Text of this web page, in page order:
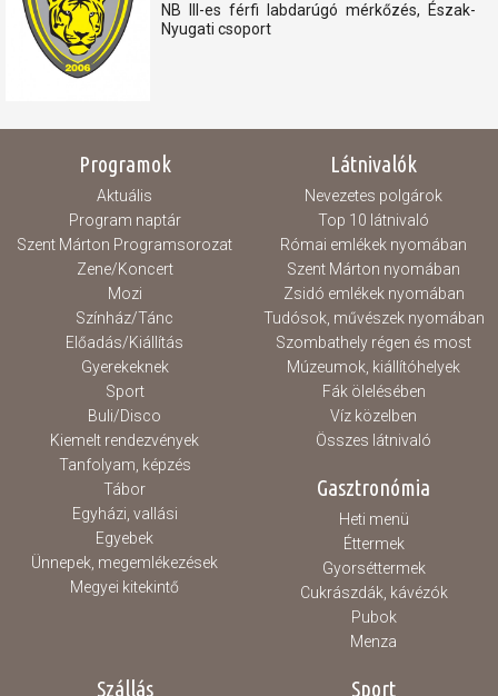
NB III-es férfi labdarúgó mérkőzés, Észak-
Nyugati csoport
Programok
Aktuális
Program naptár
Szent Márton Programsorozat
Zene/Koncert
Mozi
Színház/Tánc
Előadás/Kiállítás
Gyerekeknek
Sport
Buli/Disco
Kiemelt rendezvények
Tanfolyam, képzés
Tábor
Egyházi, vallási
Egyebek
Ünnepek, megemlékezések
Megyei kitekintő
Látnivalók
Nevezetes polgárok
Top 10 látnivaló
Római emlékek nyomában
Szent Márton nyomában
Zsidó emlékek nyomában
Tudósok, művészek nyomában
Szombathely régen és most
Múzeumok, kiállítóhelyek
Fák ölelésében
Víz közelben
Összes látnivaló
Gasztronómia
Heti menü
Éttermek
Gyorséttermek
Cukrászdák, kávézók
Pubok
Menza
Szállás Sport